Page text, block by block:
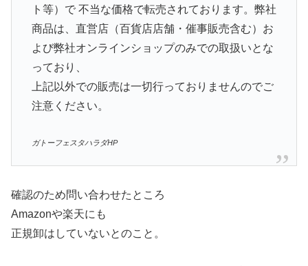
ト等）で 不当な価格で転売されております。弊社
商品は、直営店（百貨店店舗・催事販売含む）お
よび弊社オンラインショップのみでの取扱いとな
っており、
上記以外での販売は一切行っておりませんのでご
注意ください。
ガトーフェスタハラダHP
確認のため問い合わせたところ
Amazonや楽天にも
正規卸はしていないとのこと。